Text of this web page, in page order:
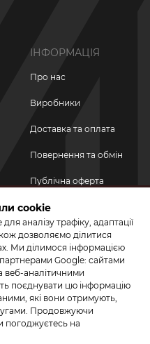
ІНФОРМАЦІЯ
Про нас
Виробники
Доставка та оплата
Повернення та обмін
Публічна оферта
Політика
конфіденційності
У СОЦМЕРЕЖАХ
cookie
аналізу трафіку, адаптації
дозволяємо ділитися
Ми ділимося інформацією
партнерами Google: сайтами
веб-аналітичними
поєднувати цю інформацію
які вони отримують,
Продовжуючи
погоджуєтесь на